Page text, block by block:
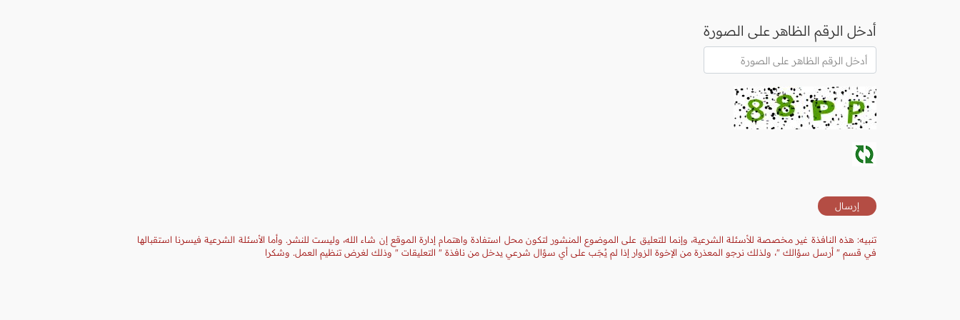
أدخل الرقم الظاهر على الصورة
تنبيه: هذه النافذة غير مخصصة للأسئلة الشرعية، وإنما للتعليق على الموضوع المنشور لتكون محل استفادة واهتمام إدارة الموقع إن شاء الله، وليست للنشر. وأما الأسئلة الشرعية فيسرنا استقبالها
في قسم " أرسل سؤالك "، ولذلك نرجو المعذرة من الإخوة الزوار إذا لم يُجَب على أي سؤال شرعي يدخل من نافذة " التعليقات " وذلك لغرض تنظيم العمل. وشكرا